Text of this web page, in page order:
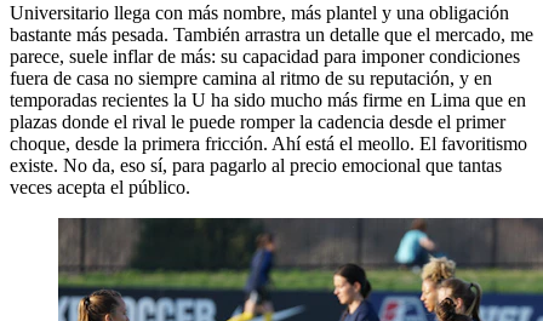
Universitario llega con más nombre, más plantel y una obligación
bastante más pesada. También arrastra un detalle que el mercado, me
parece, suele inflar de más: su capacidad para imponer condiciones
fuera de casa no siempre camina al ritmo de su reputación, y en
temporadas recientes la U ha sido mucho más firme en Lima que en
plazas donde el rival le puede romper la cadencia desde el primer
choque, desde la primera fricción. Ahí está el meollo. El favoritismo
existe. No da, eso sí, para pagarlo al precio emocional que tantas
veces acepta el público.